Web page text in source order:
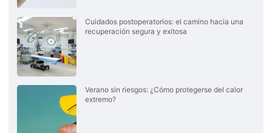
Cuidados postoperatorios: el camino hacia una
recuperación segura y exitosa
Verano sin riesgos: ¿Cómo protegerse del calor
extremo?